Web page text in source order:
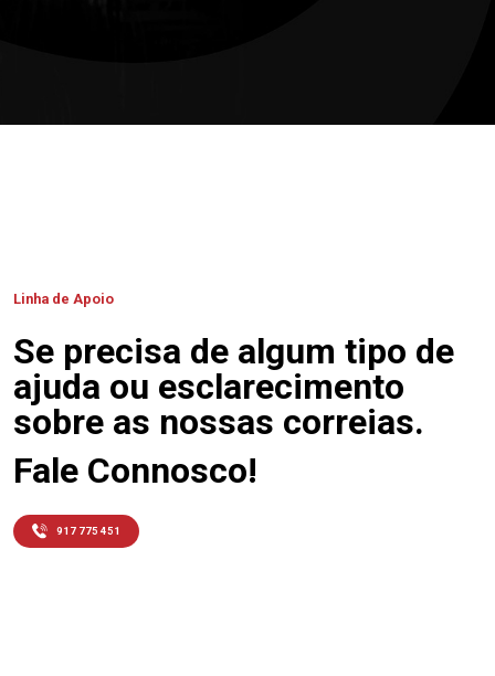
Linha de Apoio
Se precisa de algum tipo de
ajuda ou esclarecimento
sobre as nossas correias.
Fale Connosco!
917 775 451